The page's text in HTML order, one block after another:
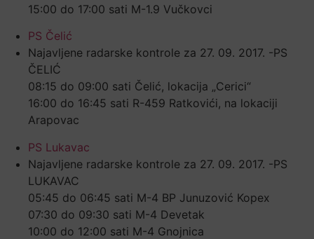
15:00 do 17:00 sati M-1.9 Vučkovci
PS Čelić
Najavljene radarske kontrole za 27. 09. 2017. -PS
ČELIĆ
08:15 do 09:00 sati Čelić, lokacija „Cerici“
16:00 do 16:45 sati R-459 Ratkovići, na lokaciji
Arapovac
PS Lukavac
Najavljene radarske kontrole za 27. 09. 2017. -PS
LUKAVAC
05:45 do 06:45 sati M-4 BP Junuzović Kopex
07:30 do 09:30 sati M-4 Devetak
10:00 do 12:00 sati M-4 Gnojnica